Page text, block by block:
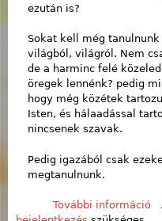
ezután is?
Sokat kell még
világból, világról. Nem
de a harminc felé
öregek lennénk? pedig
hogy még közétek
Isten, és hálaadással
nincsenek szavak.
Pedig igazából csak
megtanulnunk.
További információ